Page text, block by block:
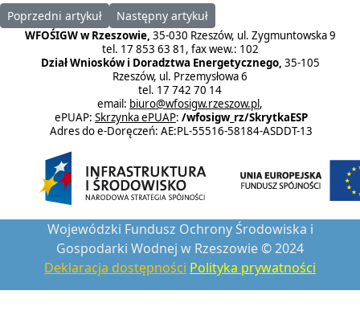
Poprzedni artykuł: Procedury rozpatrywania wniosków o
Poprzedni artykuł Następny artykuł: Biblioteka
Następny artykuł
WFOŚIGW w Rzeszowie, 35-030 Rzeszów, ul. Zygmuntowska 9
tel. 17 853 63 81, fax wew.: 102
Dział Wniosków i Doradztwa Energetycznego, 35-105
Rzeszów, ul. Przemysłowa 6
tel. 17 742 70 14
email: biuro@wfosigw.rzeszow.pl,
ePUAP: Skrzynka ePUAP: /wfosigw_rz/SkrytkaESP
Adres do e-Doręczeń: AE:PL-55516-58184-ASDDT-13
Wojewódzki Fundusz Ochrony Środowiska i
Gospodarki Wodnej w Rzeszowie © 2024
Deklaracja dostępności Polityka prywatności